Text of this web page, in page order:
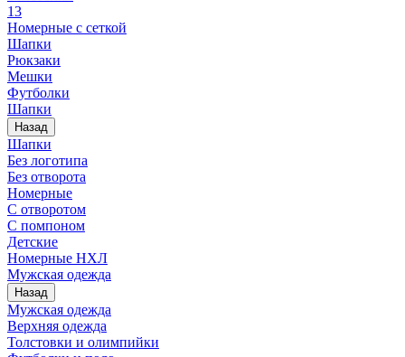
13
Номерные с сеткой
Шапки
Рюкзаки
Мешки
Футболки
Шапки
Назад
Шапки
Без логотипа
Без отворота
Номерные
С отворотом
С помпоном
Детские
Номерные НХЛ
Мужская одежда
Назад
Мужская одежда
Верхняя одежда
Толстовки и олимпийки